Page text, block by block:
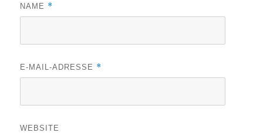
NAME *
E-MAIL-ADRESSE *
WEBSITE